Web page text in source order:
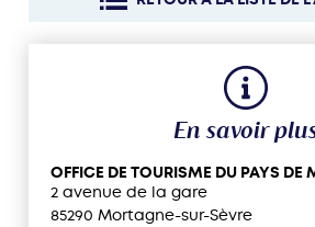
En savoir
OFFICE DE TOURISME DU PAYS DE
2 avenue de la gare
85290 Mortagne-sur-Sèvre